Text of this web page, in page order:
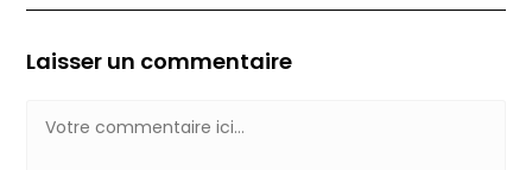
Laisser un commentaire